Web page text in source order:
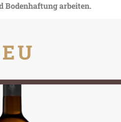
Bodenhaftung arbeiten.